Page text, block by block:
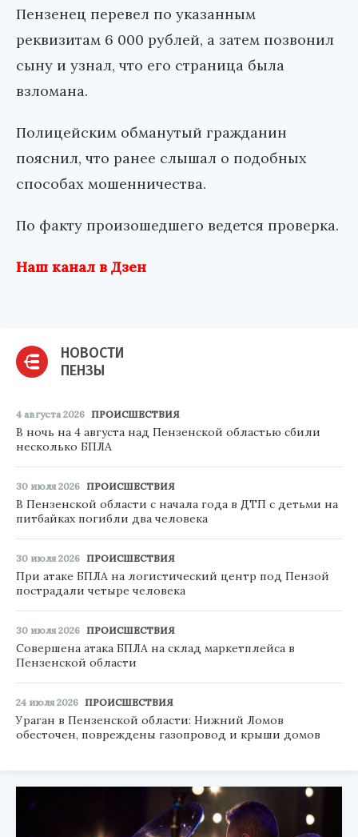
Пензенец перевел по указанным
реквизитам 6 000 рублей, а затем позвонил
сыну и узнал, что его страница была
взломана.
Полицейским обманутый гражданин
пояснил, что ранее слышал о подобных
способах мошенничества.
По факту произошедшего ведется проверка.
Наш канал в Дзен
НОВОСТИ
ПЕНЗЫ
4 августа 2026 ПРОИСШЕСТВИЯ
В ночь на 4 августа над Пензенской областью сбили
несколько БПЛА
30 июля 2026 ПРОИСШЕСТВИЯ
В Пензенской области с начала года в ДТП с детьми на
питбайках погибли два человека
30 июля 2026 ПРОИСШЕСТВИЯ
При атаке БПЛА на логистический центр под Пензой
пострадали четыре человека
30 июля 2026 ПРОИСШЕСТВИЯ
Совершена атака БПЛА на склад маркетплейса в
Пензенской области
24 июля 2026 ПРОИСШЕСТВИЯ
Ураган в Пензенской области: Нижний Ломов
обесточен, повреждены газопровод и крыши домов